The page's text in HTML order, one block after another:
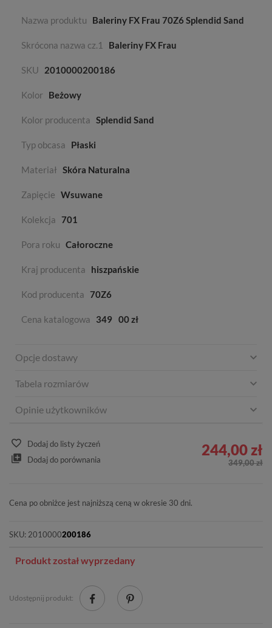
Nazwa produktu Baleriny FX Frau 70Z6 Splendid Sand
Skrócona nazwa cz.1 Baleriny FX Frau
SKU 2010000200186
Kolor Beżowy
Kolor producenta Splendid Sand
Typ obcasa Płaski
Materiał Skóra Naturalna
Zapięcie Wsuwane
Kolekcja 701
Pora roku Całoroczne
Kraj producenta hiszpańskie
Kod producenta 70Z6
Cena katalogowa 349 00 zł
Opcje dostawy
Tabela rozmiarów
Opinie użytkowników
Dodaj do listy życzeń
Dodaj do porównania
244,00 zł
349,00 zł
Cena po obniżce jest najniższą ceną w okresie 30 dni.
SKU: 2010000200186
Produkt został wyprzedany
Udostępnij produkt: